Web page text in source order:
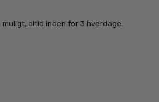
altid inden for 3 hverdage.